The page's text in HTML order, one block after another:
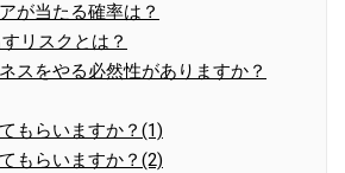
が当たる確率は？
リスクとは？
スをやる必然性がありますか？
もらいますか？(1)
もらいますか？(2)